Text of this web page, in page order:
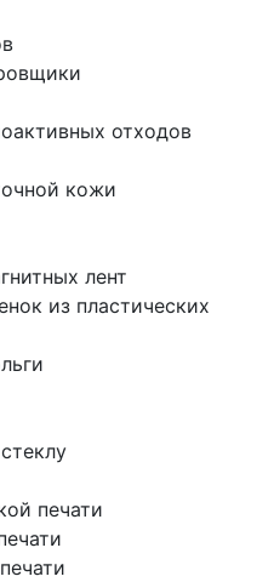
отходов
кожи
лент
из пластических
печати